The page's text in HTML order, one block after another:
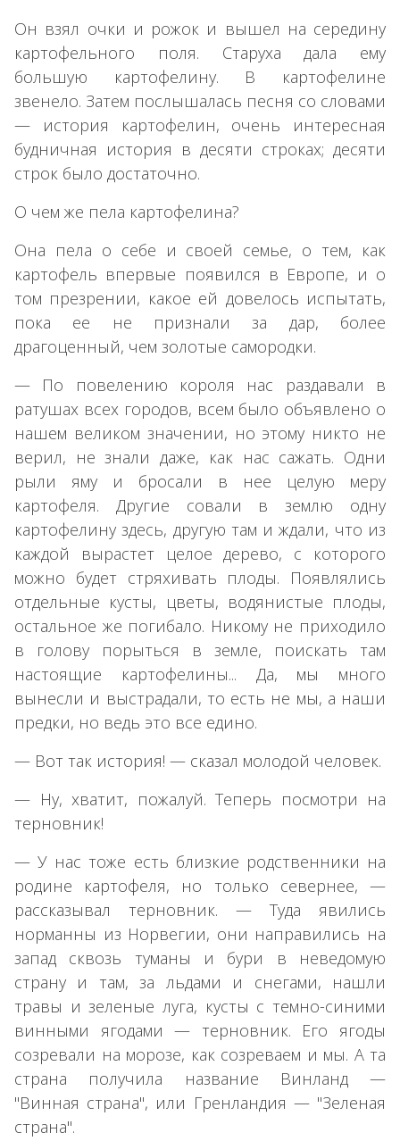
Он взял очки и рожок и вышел на середину
картофельного поля. Старуха дала ему
большую картофелину. В картофелине
звенело. Затем послышалась песня со словами
— история картофелин, очень интересная
будничная история в десяти строках; десяти
строк было достаточно.
О чем же пела картофелина?
Она пела о себе и своей семье, о тем, как
картофель впервые появился в Европе, и о
том презрении, какое ей довелось испытать,
пока ее не признали за дар, более
драгоценный, чем золотые самородки.
— По повелению короля нас раздавали в
ратушах всех городов, всем было объявлено о
нашем великом значении, но этому никто не
верил, не знали даже, как нас сажать. Одни
рыли яму и бросали в нее целую меру
картофеля. Другие совали в землю одну
картофелину здесь, другую там и ждали, что из
каждой вырастет целое дерево, с которого
можно будет стряхивать плоды. Появлялись
отдельные кусты, цветы, водянистые плоды,
остальное же погибало. Никому не приходило
в голову порыться в земле, поискать там
настоящие картофелины... Да, мы много
вынесли и выстрадали, то есть не мы, а наши
предки, но ведь это все едино.
— Вот так история! — сказал молодой человек.
— Ну, хватит, пожалуй. Теперь посмотри на
терновник!
— У нас тоже есть близкие родственники на
родине картофеля, но только севернее, —
рассказывал терновник. — Туда явились
норманны из Норвегии, они направились на
запад сквозь туманы и бури в неведомую
страну и там, за льдами и снегами, нашли
травы и зеленые луга, кусты с темно-синими
винными ягодами — терновник. Его ягоды
созревали на морозе, как созреваем и мы. А та
страна получила название Винланд —
"Винная страна", или Гренландия — "Зеленая
страна".